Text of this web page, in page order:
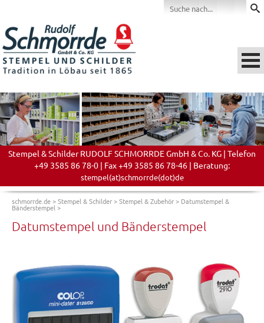
Stempel & Schilder RUDOLF SCHMORRDE GmbH & Co. KG | Telefon
+49 3585 86 78-0 | Fax +49 3585 86 78-46 | Beratung:
stempel(at)schmorrde(dot)de
schmorrde.de>Stempel & Schilder>Stempel & Zubehör> Datumstempel &
Bänderstempel >
Datumstempel und Bänderstempel